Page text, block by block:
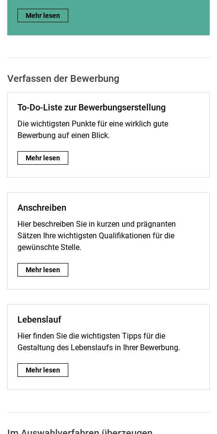
Initiativbewerbung:
Mehr lesen
Verfassen der Bewerbung
To-Do-Liste zur Bewerbungserstellung
Die wichtigsten Punkte für eine wirklich gute
Bewerbung auf einen Blick.
To-Do-Liste zur Bewerbungserstellung:
Mehr lesen
Anschreiben
Hier beschreiben Sie in kurzen und prägnanten
Sätzen Ihre wichtigsten Qualifikationen für die
gewünschte Stelle.
Anschreiben:
Mehr lesen
Lebenslauf
Hier finden Sie die wichtigsten Tipps für die
Gestaltung des Lebenslaufs in Ihrer Bewerbung.
Lebenslauf:
Mehr lesen